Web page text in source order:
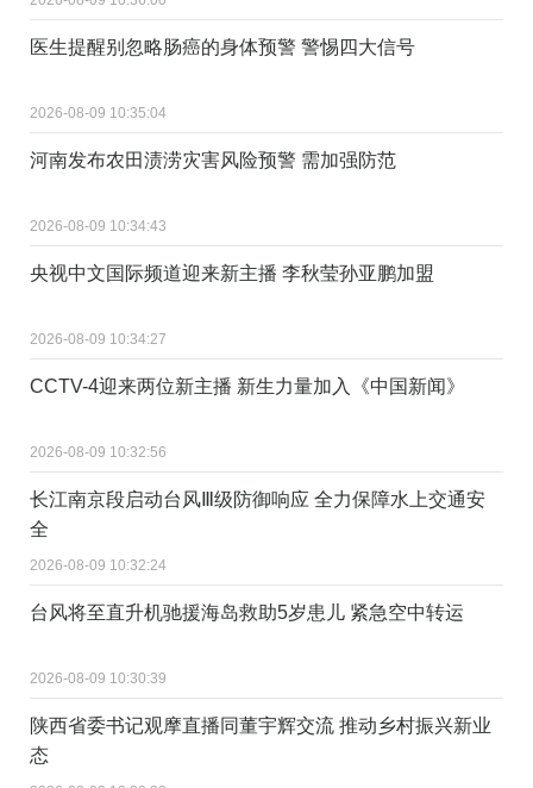
医生提醒别忽略肠癌的身体预警 警惕四大信号
2026-08-09 10:35:04
河南发布农田渍涝灾害风险预警 需加强防范
2026-08-09 10:34:43
央视中文国际频道迎来新主播 李秋莹孙亚鹏加盟
2026-08-09 10:34:27
CCTV-4迎来两位新主播 新生力量加入《中国新闻》
2026-08-09 10:32:56
长江南京段启动台风Ⅲ级防御响应 全力保障水上交通安
全
2026-08-09 10:32:24
台风将至直升机驰援海岛救助5岁患儿 紧急空中转运
2026-08-09 10:30:39
陕西省委书记观摩直播同董宇辉交流 推动乡村振兴新业
态